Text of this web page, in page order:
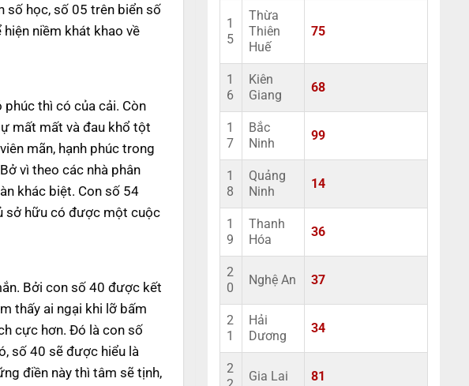
số học, số 05 trên biển số
niềm khát khao về
thì có của cải. Còn
mất mất và đau khổ tột
mãn, hạnh phúc trong
vì theo các nhà phân
khác biệt. Con số 54
sở hữu có được một cuộc
Bởi con số 40 được kết
thấy ai ngại khi lỡ bấm
cực hơn. Đó là con số
số 40 sẽ được hiểu là
điền này thì tâm sẽ tịnh,
1
5
Thừa
Thiên
Huế
75
1
6
Kiên
Giang
68
1
7
Bắc
Ninh
99
1
8
Quảng
Ninh
14
1
9
Thanh
Hóa
36
2
0
Nghệ An 37
2
1
Hải
Dương
34
2
Gia Lai 81